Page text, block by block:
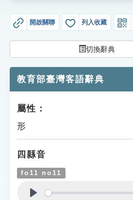
生字詞彙表
知識索引
遊戲專區
教學應用
開啟關聯 列入收藏
切換辭典
教育部臺灣客語辭典
屬性：
形
四縣音
fo11 no11